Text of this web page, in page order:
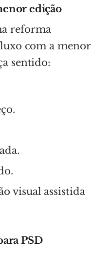
edição
reforma
com a menor
sentido:
visual assistida
PSD